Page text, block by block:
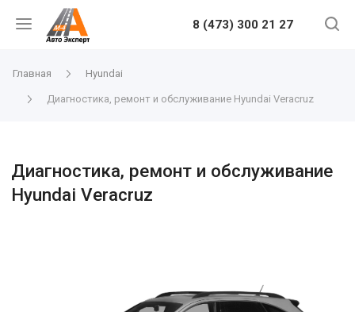
8 (473) 300 21 27
Главная Hyundai
Диагностика, ремонт и обслуживание Hyundai Veracruz
Диагностика, ремонт и обслуживание
Hyundai Veracruz